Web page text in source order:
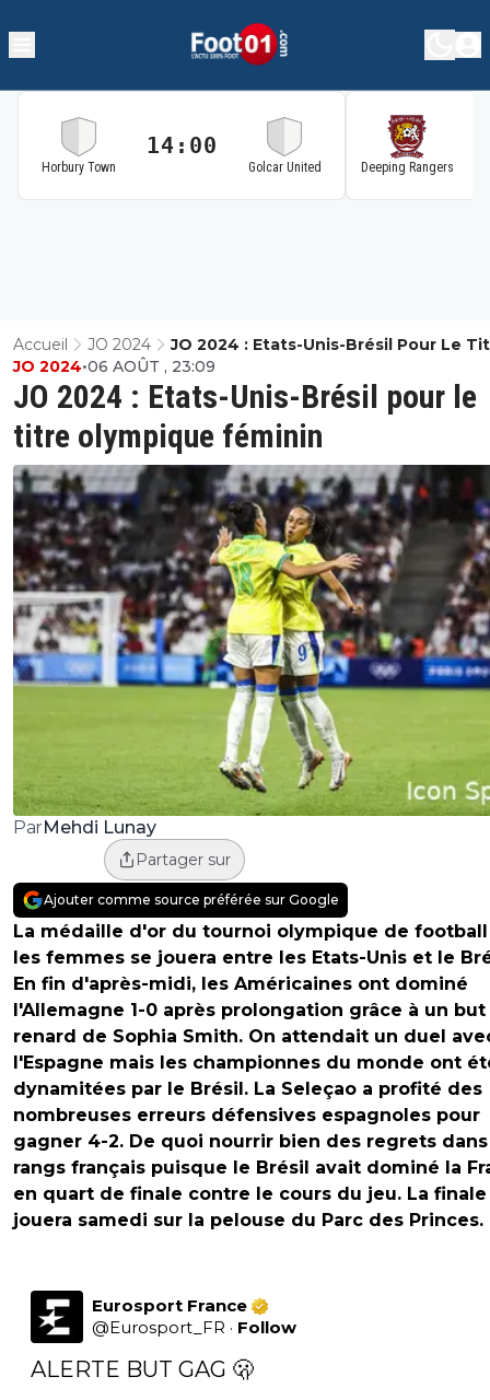
Horbury Town
14:00
Golcar United Deeping Rangers
Accueil JO 2024
JO 2024 : Etats-Unis-Brésil Pour Le
Olympique Féminin
JO 2024 : Etats-Unis-Brésil pour le
titre olympique féminin
JO 2024•06 AOÛT , 23:09
ParMehdi Lunay
Partager sur
Ajouter comme source préférée sur Google
La médaille d'or du tournoi olympique de
les femmes se jouera entre les Etats-Unis et le
En fin d'après-midi, les Américaines ont dominé
l'Allemagne 1-0 après prolongation grâce à un
renard de Sophia Smith. On attendait un duel
l'Espagne mais les championnes du monde ont
dynamitées par le Brésil. La Seleçao a profité des
nombreuses erreurs défensives espagnoles pour
gagner 4-2. De quoi nourrir bien des regrets
rangs français puisque le Brésil avait dominé la
en quart de finale contre le cours du jeu. La finale
jouera samedi sur la pelouse du Parc des Princes.
Eurosport France
@Eurosport_FR · Follow
ALERTE BUT GAG 🫢